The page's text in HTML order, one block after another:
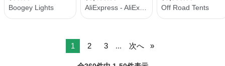
1 2 3 ... 次へ